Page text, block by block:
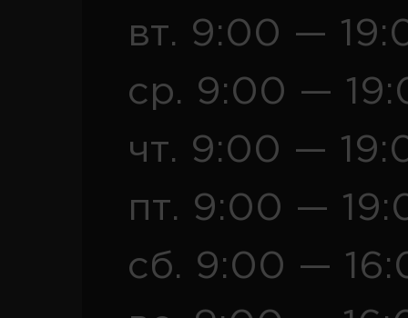
вт. 9:00 —
ср. 9:00 —
чт. 9:00 —
пт. 9:00 —
сб. 9:00 —